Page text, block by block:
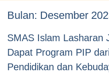
Bulan: Desember
SMAS Islam Lasharan
Dapat Program PIP
Pendidikan dan